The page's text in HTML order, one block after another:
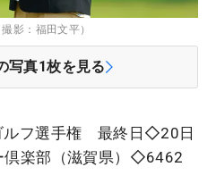
影：福田文平）
写真1枚を見る
ルフ選手権 最終日◇20日
楽部（滋賀県）◇6462